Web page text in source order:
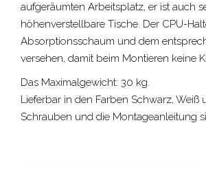
aufgeräumten Arbeitsplatz, er ist auch
höhenverstellbare Tische. Der CPU-
Absorptionsschaum und dem
versehen, damit beim Montieren keine
Das Maximalgewicht: 30 kg.
Lieferbar in den Farben Schwarz, Weiß
Schrauben und die Montageanleitung